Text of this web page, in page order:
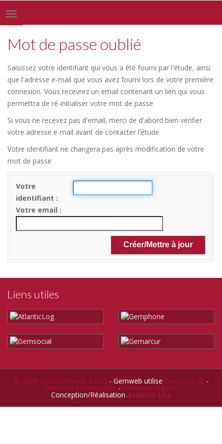
Toggle
navigation
Mot de passe oublié
Saisissez votre identifiant qui vous a été fourni par l'étude, ainsi
que l'adresse e-mail que vous avez fourni lors de votre première
connexion. Vous recevrez un email contenant un lien qui vous
permettra de ré-initialiser votre mot de passe.
Si vous ne recevez pas d'email, merci de d'abord bien vérifier
votre adresse e-mail avant de contacter l'étude.
Votre identifiant ne changera pas après modification de votre
mot de passe
Votre
identifiant
Votre email
Liens utiles
© 2008-2026 Gemweb 4.22.7 - Gemweb utilise Gemarcur © -
Données personnelles - Mentions légales
Conception/Réalisation Atlantic Log